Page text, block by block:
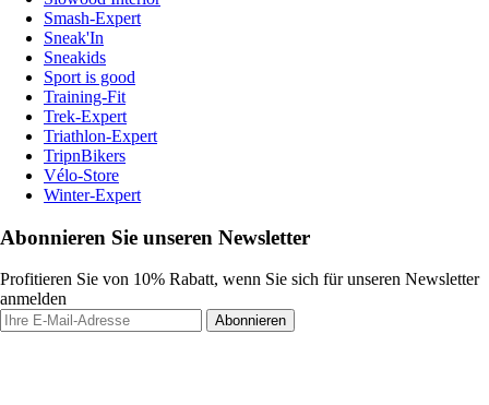
Smash-Expert
Sneak'In
Sneakids
Sport is good
Training-Fit
Trek-Expert
Triathlon-Expert
TripnBikers
Vélo-Store
Winter-Expert
Abonnieren Sie unseren Newsletter
Profitieren Sie von 10% Rabatt, wenn Sie sich für unseren Newsletter
anmelden
Abonnieren